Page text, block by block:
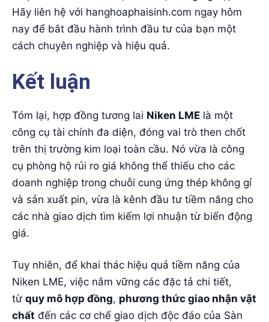
Hãy liên hệ với hanghoaphaisinh.com ngay hôm
nay để bắt đầu hành trình đầu tư của bạn một
cách chuyên nghiệp và hiệu quả.
Kết luận
Tóm lại, hợp đồng tương lai Niken LME là một
công cụ tài chính đa diện, đóng vai trò then chốt
trên thị trường kim loại toàn cầu. Nó vừa là công
cụ phòng hộ rủi ro giá không thể thiếu cho các
doanh nghiệp trong chuỗi cung ứng thép không gỉ
và sản xuất pin, vừa là kênh đầu tư tiềm năng cho
các nhà giao dịch tìm kiếm lợi nhuận từ biến động
giá.
Tuy nhiên, để khai thác hiệu quả tiềm năng của
Niken LME, việc nắm vững các đặc tả chi tiết,
từ quy mô hợp đồng, phương thức giao nhận vật
chất đến các cơ chế giao dịch độc đáo của Sàn